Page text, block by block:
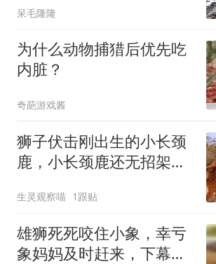
呆毛隆隆
为什么动物捕猎后优先吃
内脏？
奇葩游戏酱
狮子伏击刚出生的小长颈
鹿，小长颈鹿还无招架之
生灵观察喵 1跟贴
雄狮死死咬住小象，幸亏
象妈妈及时赶来，下幕雄